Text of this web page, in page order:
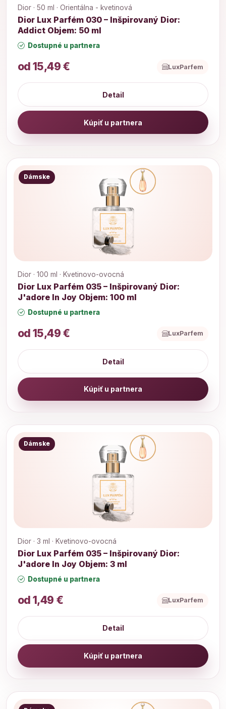
Dior · 50 ml · Orientálna - kvetinová
Dior Lux Parfém 030 – Inšpirovaný Dior:
Addict Objem: 50 ml
Dostupné u partnera
od 15,49 € LuxParfem
Detail
Kúpiť u partnera
Dámske
Dior · 100 ml · Kvetinovo-ovocná
Dior Lux Parfém 035 – Inšpirovaný Dior:
J'adore In Joy Objem: 100 ml
Dostupné u partnera
od 15,49 € LuxParfem
Detail
Kúpiť u partnera
Dámske
Dior · 3 ml · Kvetinovo-ovocná
Dior Lux Parfém 035 – Inšpirovaný Dior:
J'adore In Joy Objem: 3 ml
Dostupné u partnera
od 1,49 € LuxParfem
Detail
Kúpiť u partnera